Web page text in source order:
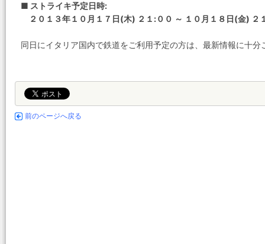
■ ストライキ予定日時:
２０１３年１０月１７日(木) ２１:００ ～ １０月１８日(金) ２
同日にイタリア国内で鉄道をご利用予定の方は、最新情報に十分
前のページへ戻る